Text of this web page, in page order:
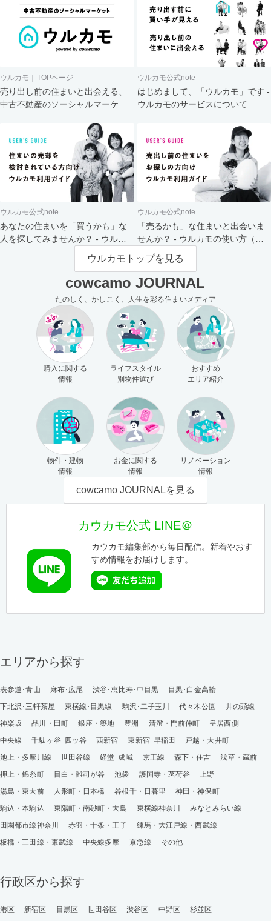
ウルカモ｜TOPページ
売り出し前の住まいと出会える、
中古不動産のソーシャルマーケッ
ウルカモ公式note
はじめまして、「ウルカモ」です -
ウルカモのサービスについて
ウルカモ公式note
あなたの住まいを「買うかも」な
人を探してみませんか？ - ウルカ
ウルカモ公式note
「売るかも」な住まいと出会いま
せんか？ - ウルカモの使い方（買
主さま向け）
ウルカモトップを見る
cowcamo JOURNAL
たのしく、かしこく、人生を彩る住まいメディア
購入に関する
情報
ライフスタイル
別物件選び
おすすめ
エリア紹介
物件・建物
情報
お金に関する
情報
リノベーション
情報
cowcamo JOURNALを見る
カウカモ公式 LINE＠
カウカモ編集部から毎日配信。新着やおす
すめ情報をお届けします。
エリアから探す
表参道･青山 麻布･広尾 渋谷･恵比寿･中目黒
目黒･白金高輪
下北沢･三軒茶屋
東横線･目黒線 駒沢･二子玉川 代々木公園
井の頭線
神楽坂
品川・田町 銀座・築地 豊洲 清澄・門前仲町
皇居西側
中央線
千駄ヶ谷･四ッ谷 西新宿 東新宿･早稲田
戸越・大井町
池上・多摩川線
世田谷線 経堂･成城 京王線 森下・住吉
浅草・蔵前
押上・錦糸町
目白・雑司が谷 池袋 護国寺・茗荷谷
上野
湯島・東大前
人形町・日本橋 谷根千・日暮里
神田・神保町
駒込・本駒込
東陽町・南砂町・大島 東横線神奈川
みなとみらい線
田園都市線神奈川
赤羽・十条・王子
練馬・大江戸線・西武線
板橋・三田線・東武線
中央線多摩 京急線 その他
行政区から探す
港区 新宿区 目黒区 世田谷区 渋谷区 中野区 杉並区